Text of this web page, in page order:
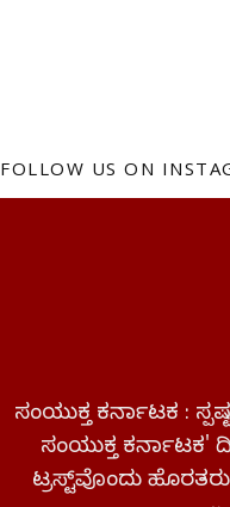
FOLLOW US ON
ಸಂಯುಕ್ತ ಕರ್ನಾಟಕ :
ಸಂಯುಕ್ತ ಕರ್ನಾಟಕ'
ಟ್ರಸ್ಟ್‌ವೊಂದು